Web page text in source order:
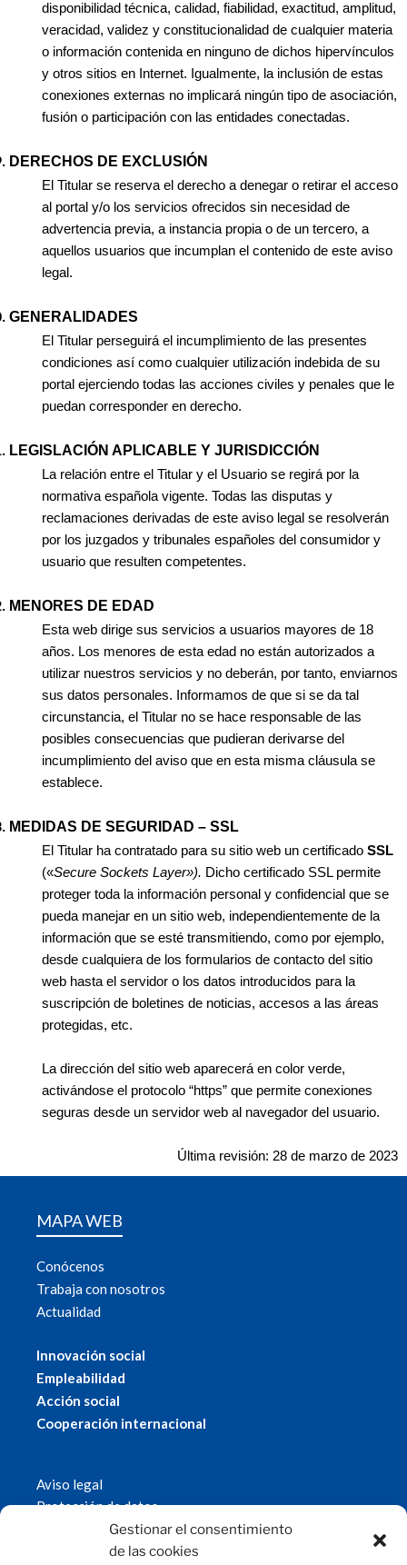
Gestionar el consentimiento
de las cookies
disponibilidad técnica, calidad, fiabilidad, exactitud, amplitud,
veracidad, validez y constitucionalidad de cualquier materia
o información contenida en ninguno de dichos hipervínculos
y otros sitios en Internet. Igualmente, la inclusión de estas
conexiones externas no implicará ningún tipo de asociación,
fusión o participación con las entidades conectadas.
DERECHOS DE EXCLUSIÓN
El Titular se reserva el derecho a denegar o retirar el acceso
al portal y/o los servicios ofrecidos sin necesidad de
advertencia previa, a instancia propia o de un tercero, a
aquellos usuarios que incumplan el contenido de este aviso
legal.
GENERALIDADES
El Titular perseguirá el incumplimiento de las presentes
condiciones así como cualquier utilización indebida de su
portal ejerciendo todas las acciones civiles y penales que le
puedan corresponder en derecho.
LEGISLACIÓN APLICABLE Y JURISDICCIÓN
La relación entre el Titular y el Usuario se regirá por la
normativa española vigente. Todas las disputas y
reclamaciones derivadas de este aviso legal se resolverán
por los juzgados y tribunales españoles del consumidor y
usuario que resulten competentes.
MENORES DE EDAD
Esta web dirige sus servicios a usuarios mayores de 18
años. Los menores de esta edad no están autorizados a
utilizar nuestros servicios y no deberán, por tanto, enviarnos
sus datos personales. Informamos de que si se da tal
circunstancia, el Titular no se hace responsable de las
posibles consecuencias que pudieran derivarse del
incumplimiento del aviso que en esta misma cláusula se
establece.
MEDIDAS DE SEGURIDAD – SSL
El Titular ha contratado para su sitio web un certificado SSL
(«Secure Sockets Layer»). Dicho certificado SSL permite
proteger toda la información personal y confidencial que se
pueda manejar en un sitio web, independientemente de la
información que se esté transmitiendo, como por ejemplo,
desde cualquiera de los formularios de contacto del sitio
web hasta el servidor o los datos introducidos para la
suscripción de boletines de noticias, accesos a las áreas
protegidas, etc.
La dirección del sitio web aparecerá en color verde,
activándose el protocolo “https” que permite conexiones
seguras desde un servidor web al navegador del usuario.
Última revisión: 28 de marzo de 2023
MAPA WEB
Conócenos
Trabaja con nosotros
Actualidad
Innovación social
Empleabilidad
Acción social
Cooperación internacional
Aviso legal
Protección de datos
Política de cookies
© 2019 Fundación Magtel.